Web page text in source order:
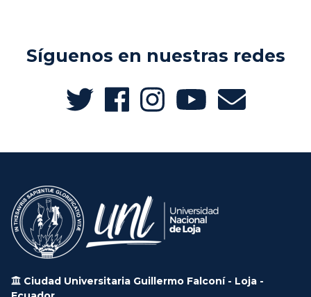
Síguenos en nuestras redes
Ciudad Universitaria Guillermo Falconí - Loja -